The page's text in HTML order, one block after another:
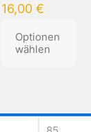
16,00€
Optionen
wählen
mehrere